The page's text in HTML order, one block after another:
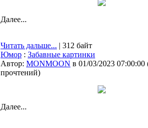
Далее...
Читать дальше... | 312 байт
Юмор : Забавные картинки
Автор: MONMOON в 01/03/2023 07:00:00
прочтений)
Далее...